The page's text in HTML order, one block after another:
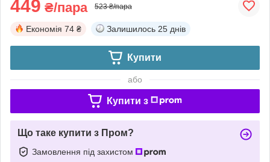
449 ₴/пара 523 ₴/пара
Економія 74 ₴ Залишилось 25 днів
Купити
або
Купити з
Що таке купити з Пром?
Замовлення під захистом